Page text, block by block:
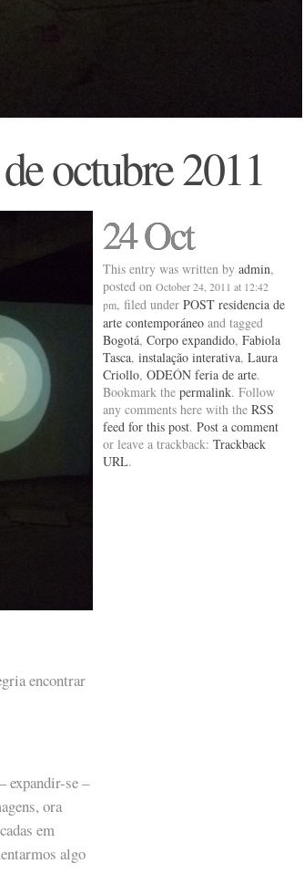
octubre 2011
encontrar
expandir-se –
ora
em
algo
24 Oct
This entry was written by admin,
posted on October 24, 2011 at 12:42
pm, filed under POST residencia de
arte contemporáneo and tagged
Bogotá, Corpo expandido, Fabiola
Tasca, instalação interativa, Laura
Criollo, ODEÓN feria de arte.
Bookmark the permalink. Follow
any comments here with the RSS
feed for this post. Post a comment
or leave a trackback: Trackback
URL.